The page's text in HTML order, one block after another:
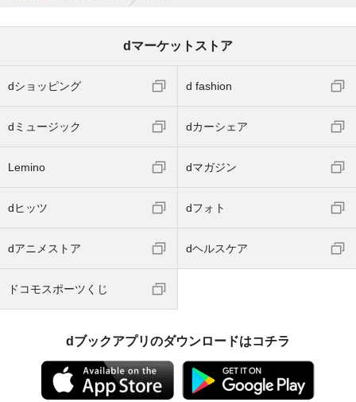
dマーケットストア
dショッピング d fashion
dミュージック dカーシェア
Lemino dマガジン
dヒッツ dフォト
dアニメストア dヘルスケア
ドコモスポーツくじ
dブックアプリのダウンロードはコチラ